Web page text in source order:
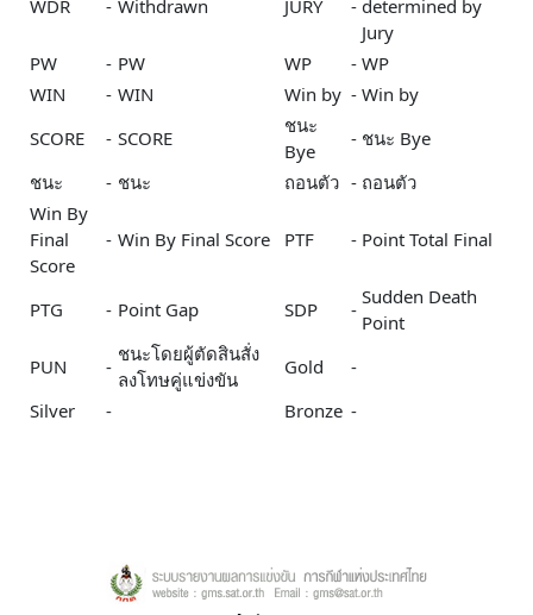
WDR - Withdrawn JURY - determined by
Jury
PW
- PW WP - WP
WIN
- WIN Win by - Win by
SCORE
- SCORE
ชนะ
Bye
- ชนะ Bye
ชนะ
- ชนะ ถอนตัว - ถอนตัว
Win By
Final
Score
- Win By Final Score PTF - Point Total Final
PTG - Point Gap SDP -
Sudden Death
Point
PUN
-
ชนะโดยผู้ตัดสินสั่ง
ลงโทษคู่แข่งขัน
Gold
-
Silver
- Bronze -